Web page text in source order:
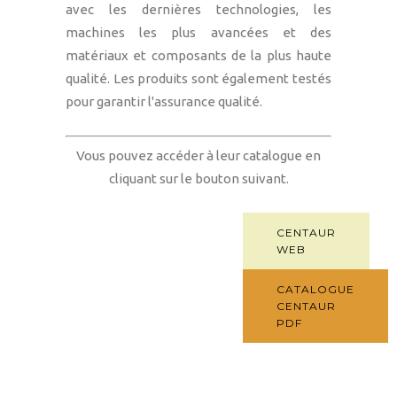
avec les dernières technologies, les
machines les plus avancées et des
matériaux et composants de la plus haute
qualité. Les produits sont également testés
pour garantir l'assurance qualité.
Vous pouvez accéder à leur catalogue en
cliquant sur le bouton suivant.
CENTAUR
WEB
CATALOGUE
CENTAUR
PDF